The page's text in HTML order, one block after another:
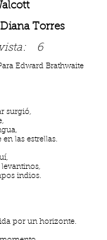
Torres
6
Edward Brathwaite
surgió,
las estrellas.
indios.
por un horizonte.